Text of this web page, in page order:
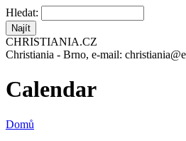
Hledat:
CHRISTIANIA.CZ
Christiania - Brno, e-mail:
Calendar
Domů